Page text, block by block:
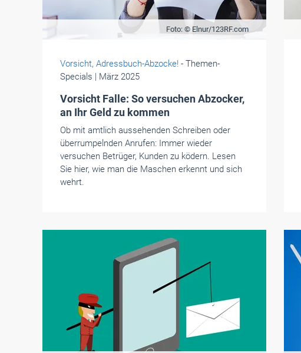
Foto: © Elnur/123RF.com
Vorsicht, Adressbuch-Abzocke! - Themen-
Specials | März 2025
Vorsicht Falle: So versuchen Abzocker,
an Ihr Geld zu kommen
Ob mit amtlich aussehenden Schreiben oder
überrumpelnden Anrufen: Immer wieder
versuchen Betrüger, Kunden zu ködern. Lesen
Sie hier, wie man die Maschen erkennt und sich
wehrt.